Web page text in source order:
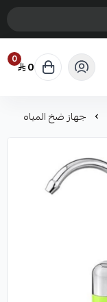
0 0
جهاز ضخ المياه